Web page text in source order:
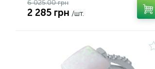
6 025.00 грн
2 285 грн /шт.